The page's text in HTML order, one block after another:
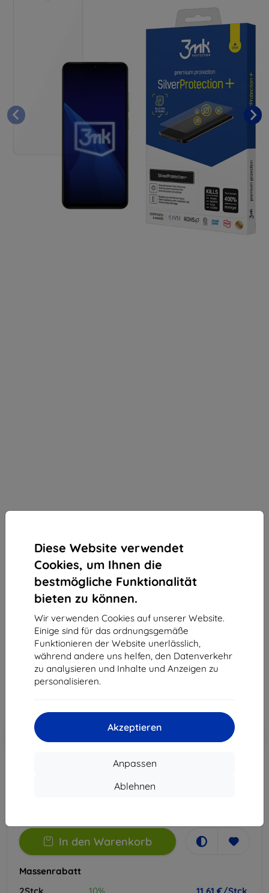
Diese Website verwendet
Cookies, um Ihnen die
bestmögliche Funktionalität
bieten zu können.
Wir verwenden Cookies auf unserer Website.
Einige sind für das ordnungsgemäße
Funktionieren der Website unerlässlich,
während andere uns helfen, den Datenverkehr
zu analysieren und Inhalte und Anzeigen zu
personalisieren.
Akzeptieren
Anpassen
Ablehnen
3mk SilverProtection+ Schutzfolie für Redmi A5 4G
Geeignet für: Xiaomi Redmi A5
12,90 €
11,61 €
-10%
Rabatt mit Gutschein
EXTRA10
Warenkorb
In den Warenkorb
Massenrabatt